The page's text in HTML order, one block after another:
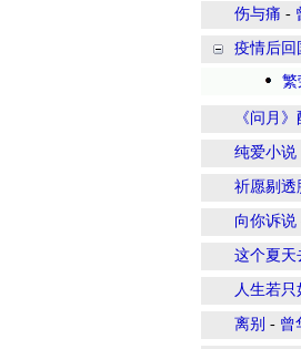
伤与痛 -
疫情后回
繁
《问月
纯爱小说
祈愿剔透
向你诉说
这个夏天
人生若
离别 - 曾